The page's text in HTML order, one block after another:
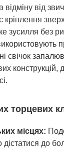
відміну від
кріплення
зусилля без
свічок
конструкцій,
торцевих
місцях:
до